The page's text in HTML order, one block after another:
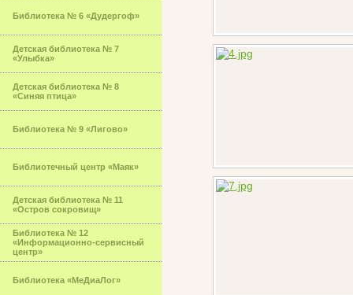
Библиотека № 6 «Дудергоф»
Детская библиотека № 7
«Улыбка»
Детская библиотека № 8
«Синяя птица»
Библиотека № 9 «Лигово»
Библиотечный центр «Маяк»
Детская библиотека № 11
«Остров сокровищ»
Библиотека № 12
«Информационно-сервисный
центр»
Библиотека «МеДиаЛог»